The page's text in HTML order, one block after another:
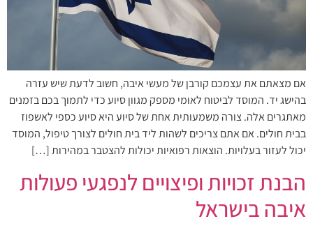
אם מצאתם את עצמכם קורבן של מעשי איבה, חשוב לדעת שיש עזרה
בהישג יד. המוסד לביטוח לאומי מספק מגוון סיוע כדי לתמוך בכם בזמנים
מאתגרים אלה. צורה משמעותית אחת של סיוע היא סיוע כספי לאשפוז
בבית חולים. אם אתם צריכים לשהות ליד בית חולים לצורך טיפול, המוסד
יכול לעזור בעלויות. הוצאות רפואיות יכולות להצטבר במהירות […]
הבנת זכויות ופיצויים לנפגעי פעולות
איבה בישראל